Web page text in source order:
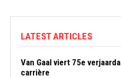
LATEST ARTICLES
Van Gaal viert 75e
carrière